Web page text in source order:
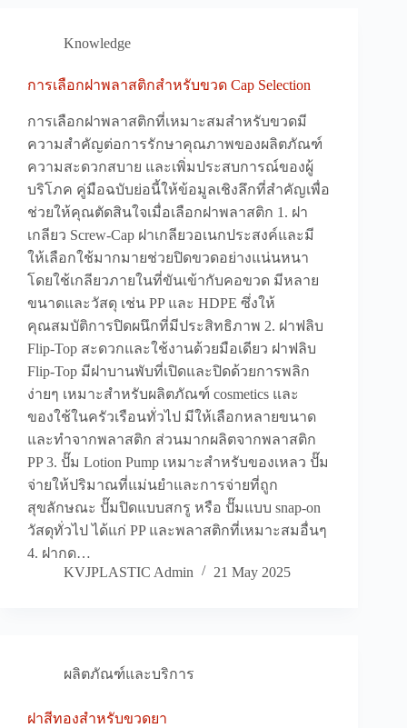
Knowledge
การเลือกฝาพลาสติกสำหรับขวด Cap Selection
การเลือกฝาพลาสติกที่เหมาะสมสำหรับขวดมี
ความสำคัญต่อการรักษาคุณภาพของผลิตภัณฑ์
ความสะดวกสบาย และเพิ่มประสบการณ์ของผู้
บริโภค คู่มือฉบับย่อนี้ให้ข้อมูลเชิงลึกที่สำคัญเพื่อ
ช่วยให้คุณตัดสินใจเมื่อเลือกฝาพลาสติก 1. ฝา
เกลียว Screw-Cap ฝาเกลียวอเนกประสงค์และมี
ให้เลือกใช้มากมายช่วยปิดขวดอย่างแน่นหนา
โดยใช้เกลียวภายในที่ขันเข้ากับคอขวด มีหลาย
ขนาดและวัสดุ เช่น PP และ HDPE ซึ่งให้
คุณสมบัติการปิดผนึกที่มีประสิทธิภาพ 2. ฝาฟลิบ
Flip-Top สะดวกและใช้งานด้วยมือเดียว ฝาฟลิบ
Flip-Top มีฝาบานพับที่เปิดและปิดด้วยการพลิก
ง่ายๆ เหมาะสำหรับผลิตภัณฑ์ cosmetics และ
ของใช้ในครัวเรือนทั่วไป มีให้เลือกหลายขนาด
และทำจากพลาสติก ส่วนมากผลิตจากพลาสติก
PP 3. ปั๊ม Lotion Pump เหมาะสำหรับของเหลว ปั๊ม
จ่ายให้ปริมาณที่แม่นยำและการจ่ายที่ถูก
สุขลักษณะ ปั๊มปิดแบบสกรู หรือ ปั๊มแบบ snap-on
วัสดุทั่วไป ได้แก่ PP และพลาสติกที่เหมาะสมอื่นๆ
4. ฝากด…
KVJPLASTIC Admin
21 May 2025
ผลิตภัณฑ์และบริการ
ฝาสีทองสำหรับขวดยา